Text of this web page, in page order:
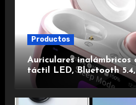
Productos
Auriculares inalámbricos
táctil LED, Bluetooth
de ruido, impermeables
duración.